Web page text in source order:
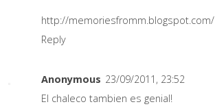
http://memoriesfromm.blogspot.com/
Reply
Anonymous 23/09/2011, 23:52
El chaleco tambien es genial!